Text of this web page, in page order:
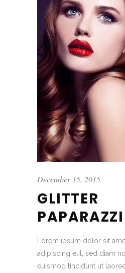
December 15, 2015
GLITTER
PAPARAZZI
Lorem ipsum dolor sit
adipiscing elit, sed diam
euismod tincidunt ut